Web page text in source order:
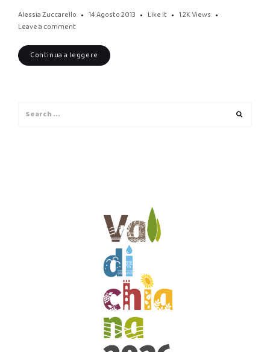
Alessia Zuccarello 14 Agosto 2013 Like it 1.2K Views
Leave a comment
Continua a leggere
for: